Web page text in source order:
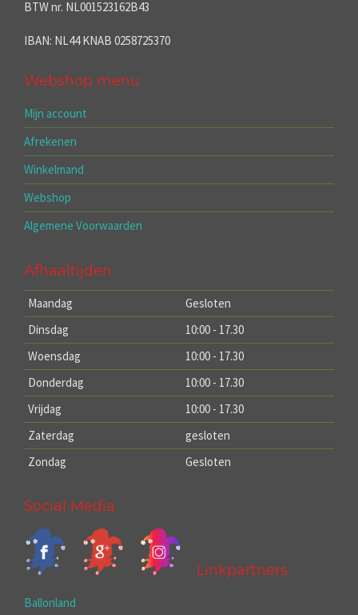
BTW nr. NL001523162B43
IBAN: NL44 KNAB 0258725370
Webshop menu
Mijn account
Afrekenen
Winkelmand
Webshop
Algemene Voorwaarden
Afhaaltijden
Maandag
Gesloten
Dinsdag
10:00 - 17.30
Woensdag
10:00 - 17.30
Donderdag
10:00 - 17.30
Vrijdag
10:00 - 17.30
Zaterdag
gesloten
Zondag
Gesloten
Social Media
Linkpartners
Ballonland